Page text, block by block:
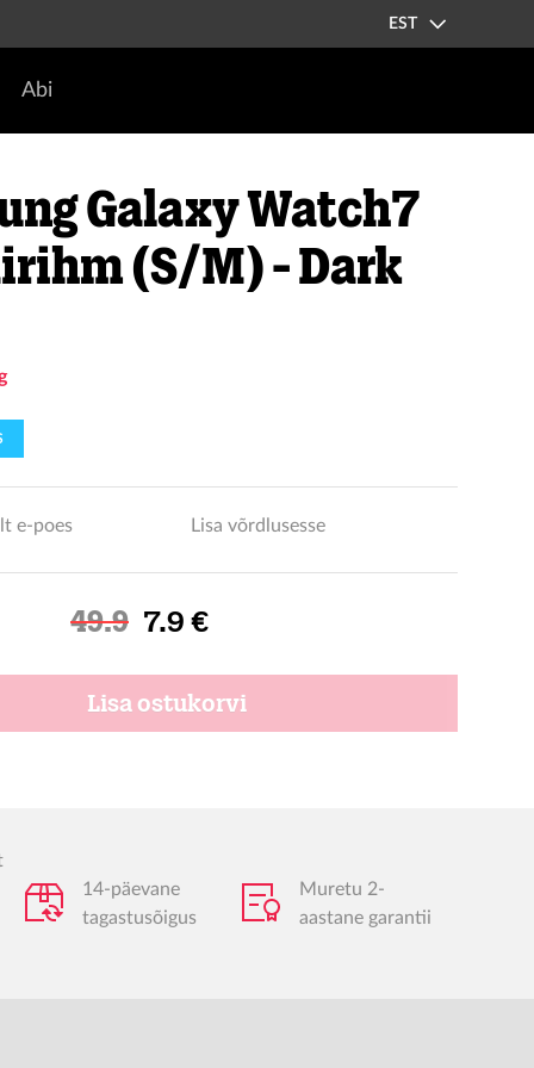
EST
Abi
Galaxy Watch7
(S/M) - Dark
e-poes Lisa võrdlusesse
49.9 Soodushind
7.9 €
Lisa ostukorvi
14-päevane
tagastusõigus
Muretu 2-
aastane garantii